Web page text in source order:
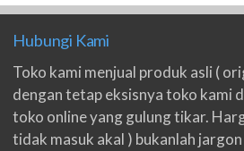
Hubungi Kami
Toko kami menjual produk asli (
dengan tetap eksisnya toko kami
toko online yang gulung tikar.
tidak masuk akal ) bukanlah